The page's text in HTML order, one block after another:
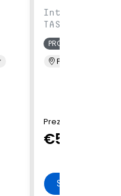
IntVAN TEKNA
TAS - 00
PRONTA CONSEGNA
Presso Terzi
Prezzo di Listino
€51.438
SCHEDA